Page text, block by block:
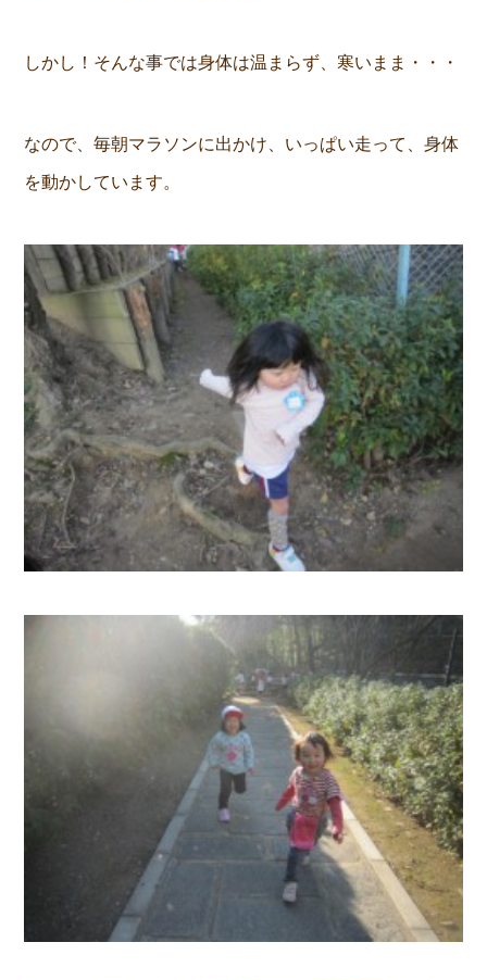
しかし！そんな事では身体は温まらず、寒いまま・・・
なので、毎朝マラソンに出かけ、いっぱい走って、身体
を動かしています。